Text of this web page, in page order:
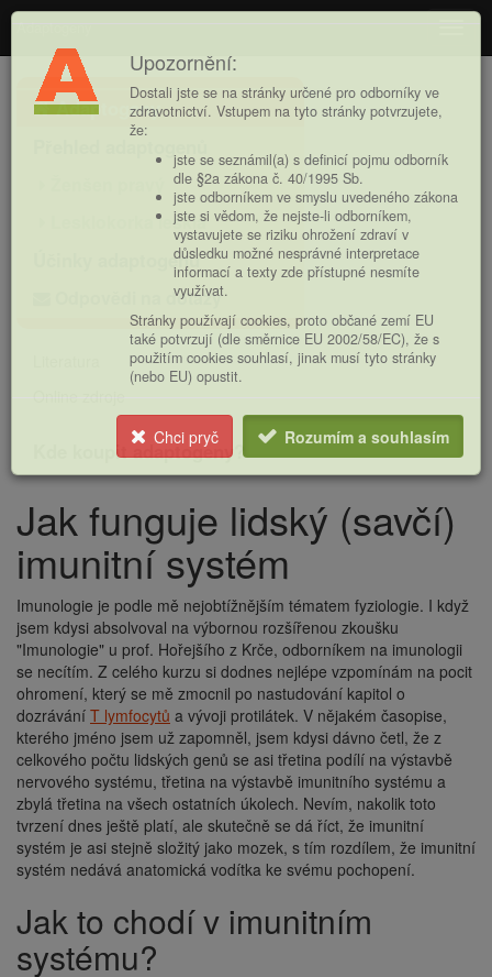
Adaptogeny
Hlavní
nabídkaAdaptogeny
Lesklokorka lesklá
Účinky adaptogenů
Odpovědi na dotazy
Online zdroje
Kde koupit adaptogeny?
navigace
Jak funguje lidský (savčí)
imunitní systém
Imunologie je podle mě nejobtížnějším tématem fyziologie. I když
jsem kdysi absolvoval na výbornou rozšířenou zkoušku
"Imunologie" u prof. Hořejšího z Krče, odborníkem na imunologii
se necítím. Z celého kurzu si dodnes nejlépe vzpomínám na pocit
ohromení, který se mě zmocnil po nastudování kapitol o
dozrávání T lymfocytů a vývoji protilátek. V nějakém časopise,
kterého jméno jsem už zapomněl, jsem kdysi dávno četl, že z
celkového počtu lidských genů se asi třetina podílí na výstavbě
nervového systému, třetina na výstavbě imunitního systému a
zbylá třetina na všech ostatních úkolech. Nevím, nakolik toto
tvrzení dnes ještě platí, ale skutečně se dá říct, že imunitní
systém je asi stejně složitý jako mozek, s tím rozdílem, že imunitní
systém nedává anatomická vodítka ke svému pochopení.
Jak to chodí v imunitním
systému?
Upozornění:
Dostali jste se na stránky určené pro odborníky ve
zdravotnictví. Vstupem na tyto stránky potvrzujete,
že:
jste se seznámil(a) s definicí pojmu odborník
dle §2a zákona č. 40/1995 Sb.
jste odborníkem ve smyslu uvedeného zákona
jste si vědom, že nejste-li odborníkem,
vystavujete se riziku ohrožení zdraví v
důsledku možné nesprávné interpretace
informací a texty zde přístupné nesmíte
využívat.
Stránky používají cookies, proto občané zemí EU
také potvrzují (dle směrnice EU 2002/58/EC), že s
použitím cookies souhlasí, jinak musí tyto stránky
(nebo EU) opustit.
Chci pryč Rozumím a souhlasím